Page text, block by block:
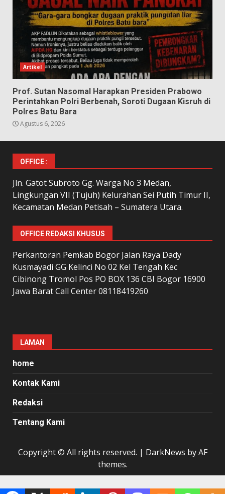
Artikel
Prof. Sutan Nasomal Harapkan Presiden Prabowo
Perintahkan Polri Berbenah, Soroti Dugaan Kisruh di
Polres Batu Bara
Agustus 6, 2026
OFFICE :
Jln. Gatot Subroto Gg. Warga No 3 Medan,
Lingkungan VII (Tujuh) Kelurahan Sei Putih Timur II,
Kecamatan Medan Petisah – Sumatera Utara.
OFFICE REDAKSI KHUSUS
Perkantoran Pemkab Bogor Jalan Raya Dady
Kusmayadi GG Kelinci No 02 Kel Tengah Kec
Cibinong Tromol Pos PO BOX 136 CBI Bogor 16900
Jawa Barat Call Center 08118419260
LAMAN
home
Kontak Kami
Redaksi
Tentang Kami
Copyright © All rights reserved. | DarkNews by AF
themes.